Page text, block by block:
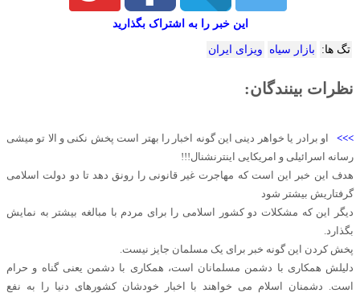
این خبر را به اشتراک بگذارید
تگ ها: بازار سیاه ویزای ایران
نظرات بینندگان:
>>> او برادر یا خواهر دینی این گونه اخبار را بهتر است پخش نکنی و الا تو میشی
رسانه اسرائیلی و امریکایی اینترنشنال!!!
هدف این خبر این است که مهاجرت غیر قانونی را رونق دهد تا دو دولت اسلامی
گرفتاریش بیشتر شود
دیگر این که مشکلات دو کشور اسلامی را برای مردم با مبالغه بیشتر به نمایش
بگذارد.
پخش کردن این گونه خبر برای یک مسلمان جایز نیست.
دلیلش همکاری با دشمن مسلمانان است، همکاری با دشمن یعنی گناه و حرام
است. دشمنان اسلام می خواهند با اخبار خودشان کشورهای دنیا را به نفع